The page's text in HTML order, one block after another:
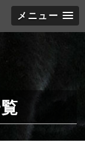
メニュー